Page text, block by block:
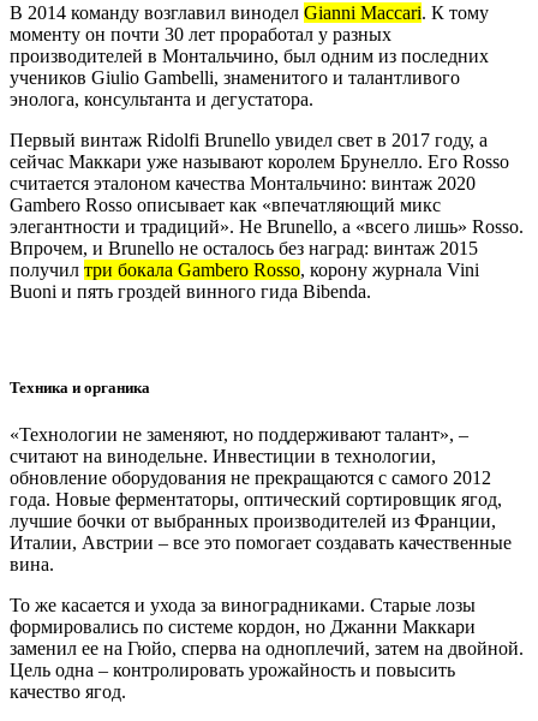
В 2014 команду возглавил винодел Gianni Maccari. К тому
моменту он почти 30 лет проработал у разных
производителей в Монтальчино, был одним из последних
учеников Giulio Gambelli, знаменитого и талантливого
энолога, консультанта и дегустатора.
Первый винтаж Ridolfi Brunello увидел свет в 2017 году, а
сейчас Маккари уже называют королем Брунелло. Его Rosso
считается эталоном качества Монтальчино: винтаж 2020
Gambero Rosso описывает как «впечатляющий микс
элегантности и традиций». Не Brunello, а «всего лишь» Rosso.
Впрочем, и Brunello не осталось без наград: винтаж 2015
получил три бокала Gambero Rosso, корону журнала Vini
Buoni и пять гроздей винного гида Bibenda.
Техника и органика
«Технологии не заменяют, но поддерживают талант», –
считают на винодельне. Инвестиции в технологии,
обновление оборудования не прекращаются с самого 2012
года. Новые ферментаторы, оптический сортировщик ягод,
лучшие бочки от выбранных производителей из Франции,
Италии, Австрии – все это помогает создавать качественные
вина.
То же касается и ухода за виноградниками. Старые лозы
формировались по системе кордон, но Джанни Маккари
заменил ее на Гюйо, сперва на одноплечий, затем на двойной.
Цель одна – контролировать урожайность и повысить
качество ягод.